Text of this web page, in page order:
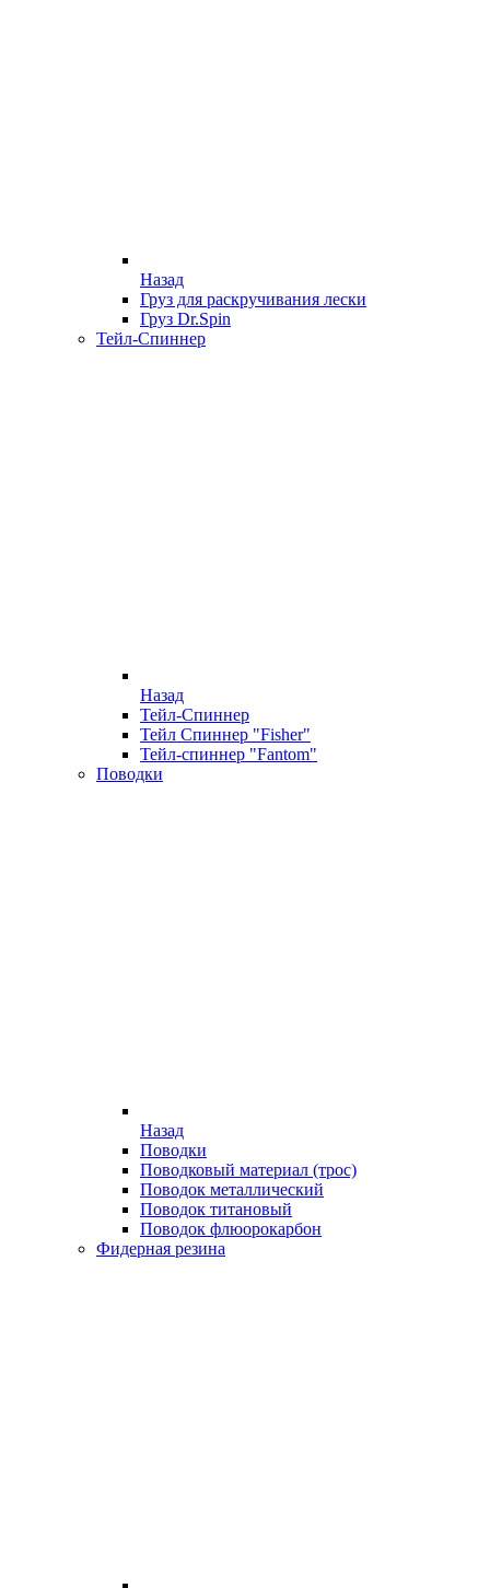
Назад
Груз для раскручивания лески
Груз Dr.Spin
Тейл-Спиннер
Назад
Тейл-Спиннер
Тейл Спиннер "Fisher"
Тейл-спиннер "Fantom"
Поводки
Назад
Поводки
Поводковый материал (трос)
Поводок металлический
Поводок титановый
Поводок флюорокарбон
Фидерная резина